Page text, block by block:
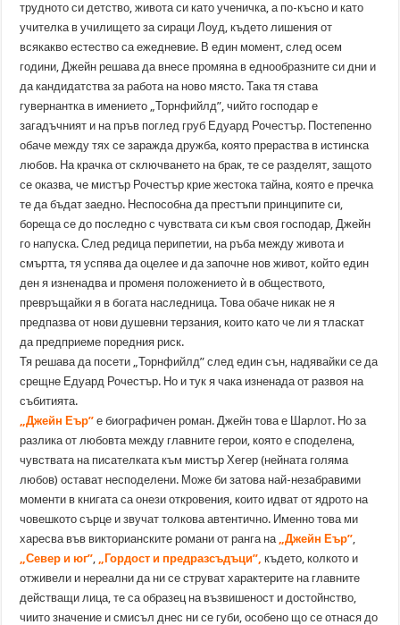
трудното си детство, живота си като ученичка, а по-късно и като
учителка в училището за сираци Лоуд, където лишения от
всякакво естество са ежедневие. В един момент, след осем
години, Джейн решава да внесе промяна в еднообразните си дни и
да кандидатства за работа на ново място. Така тя става
гувернантка в имението „Торнфийлд”, чийто господар е
загадъчният и на пръв поглед груб Едуард Рочестър. Постепенно
обаче между тях се заражда дружба, която прераства в истинска
любов. На крачка от сключването на брак, те се разделят, защото
се оказва, че мистър Рочестър крие жестока тайна, която е пречка
те да бъдат заедно. Неспособна да престъпи принципите си,
бореща се до последно с чувствата си към своя господар, Джейн
го напуска. След редица перипетии, на ръба между живота и
смъртта, тя успява да оцелее и да започне нов живот, който един
ден я изненадва и променя положението ѝ в обществото,
превръщайки я в богата наследница. Това обаче никак не я
предпазва от нови душевни терзания, които като че ли я тласкат
да предприеме поредния риск.
Тя решава да посети „Торнфийлд” след един сън, надявайки се да
срещне Едуард Рочестър. Но и тук я чака изненада от развоя на
събитията.
„Джейн Еър” е биографичен роман. Джейн това е Шарлот. Но за
разлика от любовта между главните герои, която е споделена,
чувствата на писателката към мистър Хегер (нейната голяма
любов) остават несподелени. Може би затова най-незабравими
моменти в книгата са онези откровения, които идват от ядрото на
човешкото сърце и звучат толкова автентично. Именно това ми
харесва във викторианските романи от ранга на „Джейн Еър”,
„Север и юг”, „Гордост и предразсъдъци”,където, колкото и
отживели и нереални да ни се струват характерите на главните
действащи лица, те са образец на възвишеност и достойнство,
чиито значение и смисъл днес ни се губи, особено що се отнася до